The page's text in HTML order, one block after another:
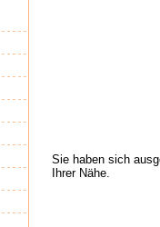
Sie haben sich
Ihrer Nähe.